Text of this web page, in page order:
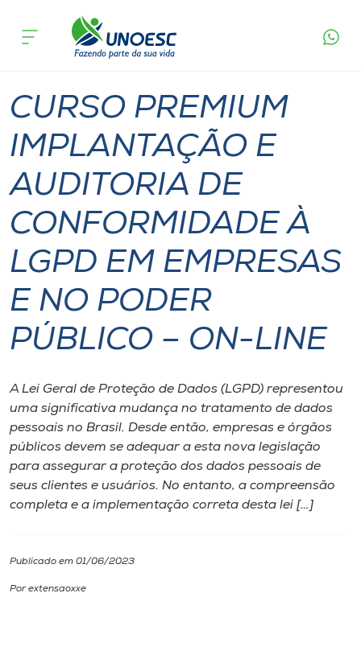
Cursos
Pesquisa
Atendimento ao Estudante
Portal de Ensino
Unoesc
Internacionalização
I.nova
Diplomados
Cultura
Biblioteca
acontece
NO PODER PÚBLICO – ON-LINE
CURSO PREMIUM
IMPLANTAÇÃO E
AUDITORIA DE
CONFORMIDADE À
LGPD EM EMPRESAS
E NO PODER
PÚBLICO – ON-LINE
A Lei Geral de Proteção de Dados (LGPD) representou
uma significativa mudança no tratamento de dados
pessoais no Brasil. Desde então, empresas e órgãos
públicos devem se adequar a esta nova legislação
para assegurar a proteção dos dados pessoais de
seus clientes e usuários. No entanto, a compreensão
completa e a implementação correta desta lei […]
Publicado em 01/06/2023
Por extensaoxxe